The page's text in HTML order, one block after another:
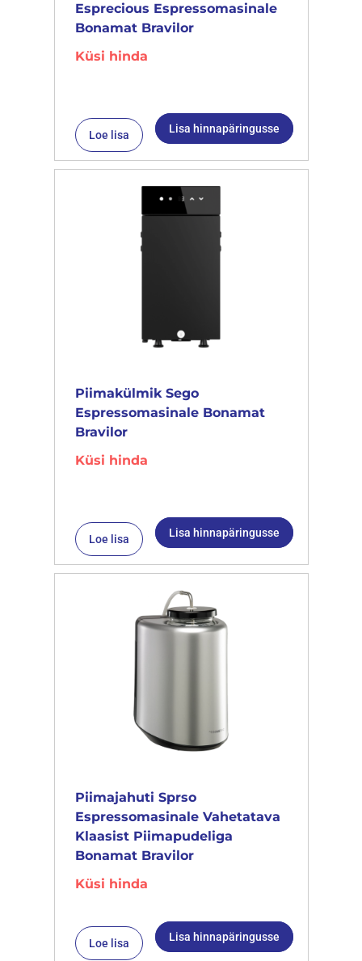
Esprecious Espressomasinale
Bonamat Bravilor
Küsi hinda
Loe lisa Lisa hinnapäringusse
Piimakülmik Sego
Espressomasinale Bonamat
Bravilor
Küsi hinda
Loe lisa Lisa hinnapäringusse
Piimajahuti Sprso
Espressomasinale Vahetatava
Klaasist Piimapudeliga
Bonamat Bravilor
Küsi hinda
Loe lisa Lisa hinnapäringusse